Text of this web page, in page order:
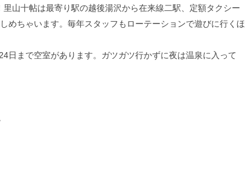
里山十帖は最寄り駅の越後湯沢から在来線二駅、 定額タクシー
めちゃいます。毎年スタッフもローテーションで遊びに行くほ
日まで空室があります。ガツガツ行かずに夜は温泉に入って